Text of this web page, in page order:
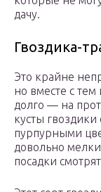
дачу.
Гвоздика-
Это крайне
но вместе с тем
долго — на
кусты
пурпурными
довольно
посадки